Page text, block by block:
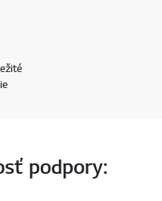
podpory: